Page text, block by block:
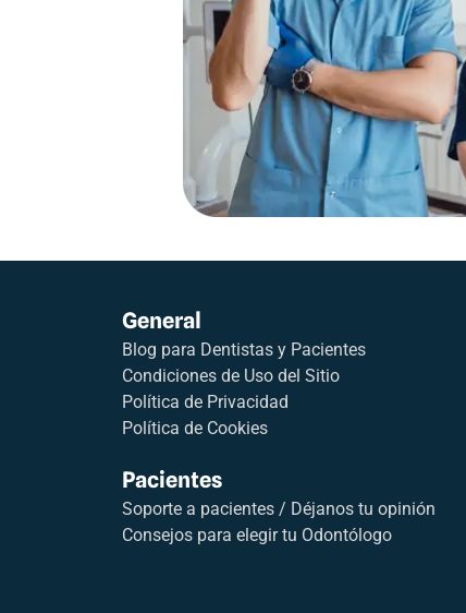
General
Blog para Dentistas y Pacientes
Condiciones de Uso del Sitio
Política de Privacidad
Política de Cookies
Pacientes
Soporte a pacientes / Déjanos tu opinión
Consejos para elegir tu Odontólogo